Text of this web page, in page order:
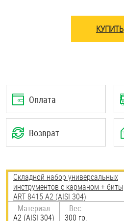
Саморезы и шурупы
Такелаж
Хомуты
Шайбы
Шпильки
Шплинты
Штифты и пальцы
КУПИТЬ
Оплата
Возврат
Складной набор универсальных
инструментов с карманом + биты
ART 8415 А2 (AISI 304)
Материал
А2 (AISI 304)
Вес:
300 гр.